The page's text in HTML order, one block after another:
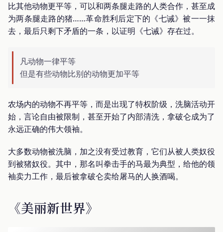
比其他动物更平等，可以和两条腿走路的人类合作，甚至成
为两条腿走路的猪……革命胜利后定下的《七诫》被一一抹
去，最后只剩下矛盾的一条，以证明《七诫》存在过。
凡动物一律平等
但是有些动物比别的动物更加平等
农场内的动物不再平等，而是出现了特权阶级，洗脑活动开
始，言论自由被限制，甚至开始了内部清洗，拿破仑成为了
永远正确的伟大领袖。
大多数动物被洗脑，加之没有受过教育，它们从被人类奴役
到被猪奴役。其中，那名叫拳击手的马最为典型，给他的领
袖卖力工作，最后被拿破仑卖给屠马的人换酒喝。
《美丽新世界》